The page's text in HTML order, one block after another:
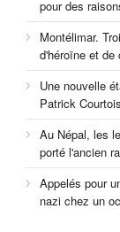
pour des
Montélimar.
d'héroïne et de
Une nouvelle
Patrick
Au Népal, les
porté l'ancien
Appelés pour
nazi chez un